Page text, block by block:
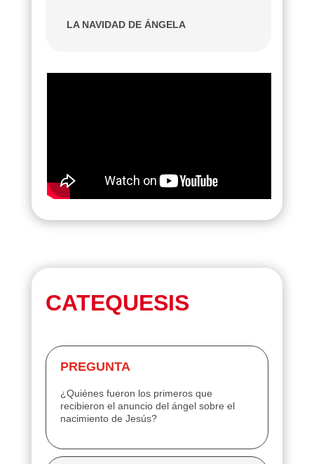
LA NAVIDAD DE ÁNGELA
CATEQUESIS
PREGUNTA
¿Quiénes fueron los primeros que
recibieron el anuncio del ángel sobre el
nacimiento de Jesús?